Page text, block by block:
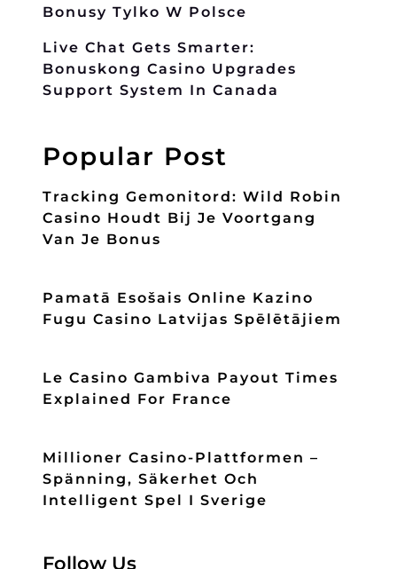
Bonusy Tylko W Polsce
Live Chat Gets Smarter:
Bonuskong Casino Upgrades
Support System In Canada
Popular Post
Tracking Gemonitord: Wild Robin
Casino Houdt Bij Je Voortgang
Van Je Bonus
Pamatā Esošais Online Kazino
Fugu Casino Latvijas Spēlētājiem
Le Casino Gambiva Payout Times
Explained For France
Millioner Casino-Plattformen –
Spänning, Säkerhet Och
Intelligent Spel I Sverige
Follow Us